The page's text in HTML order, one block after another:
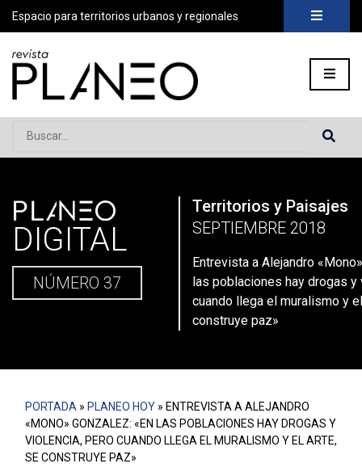
Espacio para territorios urbanos y regionales
Buscar...
Portada» Planeo Hoy Entrevista a Alejandro «Mono»
PLANEO
DIGITAL
NÚMERO 37
Territorios y Paisajes
SEPTIEMBRE 2018
Entrevista a Alejandro
las poblaciones hay drogas y
cuando llega el muralismo y
construye paz»
PORTADA » PLANEO HOY » ENTREVISTA A ALEJANDRO
«MONO» GONZALEZ: «EN LAS POBLACIONES HAY DROGAS Y
VIOLENCIA, PERO CUANDO LLEGA EL MURALISMO Y EL ARTE,
SE CONSTRUYE PAZ»